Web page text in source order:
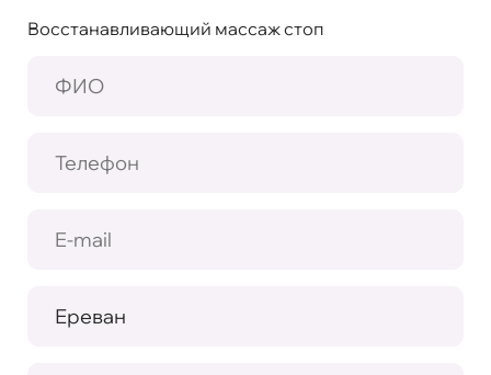
Восстанавливающий массаж стоп